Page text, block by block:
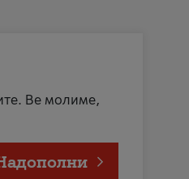
Ве молиме,